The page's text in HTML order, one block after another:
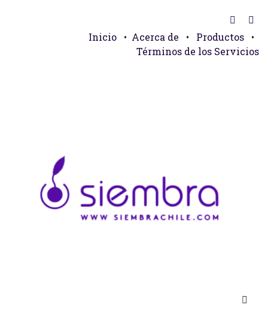
Inicio • Acerca de • Productos
•
Términos de los Servicios